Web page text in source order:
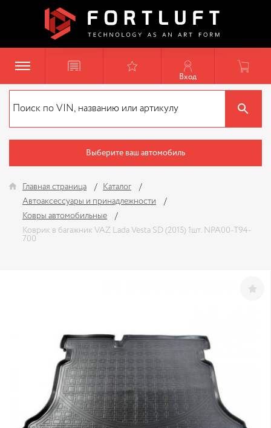
Вход
Выберите ваш автомобиль
Главная страница
Каталог
Автоаксессуары и принадлежности
Ковры автомобильные
Коврик в багажник VAZ Lada Vesta SD (2015) 1шт. NPA00-T94-
700